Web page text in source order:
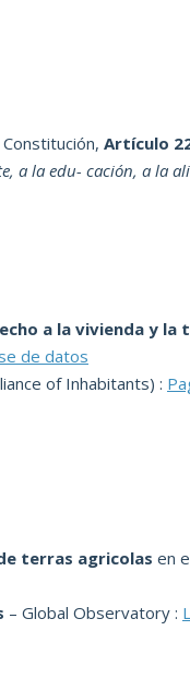
Artículo
a la edu- cación, a la
a la vivienda y la
de datos
of Inhabitants) :
terras agricolas en
– Global Observatory :